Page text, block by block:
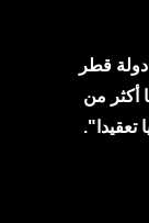
في دولة قطر
أكثر من
تعقيدا".